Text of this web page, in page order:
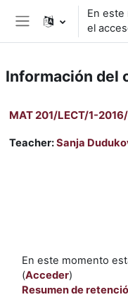
Salta al contenido
Panel lateral
En este
el
Información del
MAT 201/LECT/1-
Teacher:Sanja
En este momento
(Acceder)
Resumen de